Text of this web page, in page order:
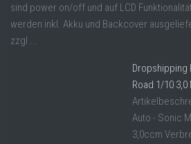
sind power on/off und auf LCD
werden inkl. Akku und Backcover
zzgl ...
Dropshipping
Road 1/10
Auto - Sonic
3,0ccm